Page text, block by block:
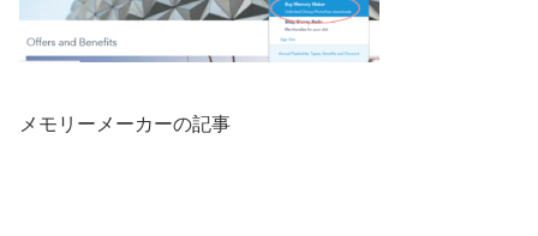
メモリーメーカーの記事